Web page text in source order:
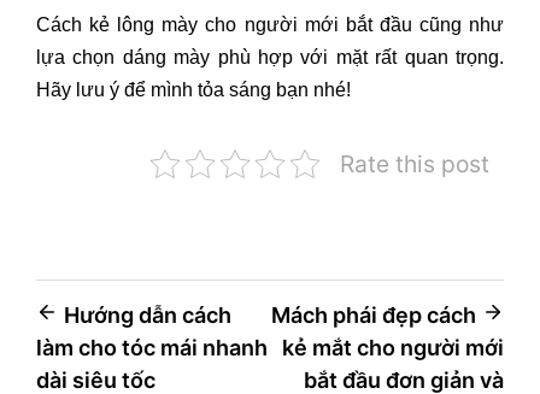
Cách kẻ lông mày cho người mới bắt đầu cũng như
lựa chọn dáng mày phù hợp với mặt rất quan trọng.
Hãy lưu ý để mình tỏa sáng bạn nhé!
Rate this post
Điều
hướng
Hướng dẫn cách
làm cho tóc mái nhanh
dài siêu tốc
Mách phái đẹp cách
kẻ mắt cho người mới
bắt đầu đơn giản và